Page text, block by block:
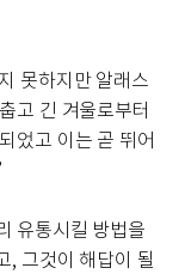
못하지만 알래스
고 긴 겨울로부터
었고 이는 곧 뛰어
유통시킬 방법을
, 그것이 해답이 될